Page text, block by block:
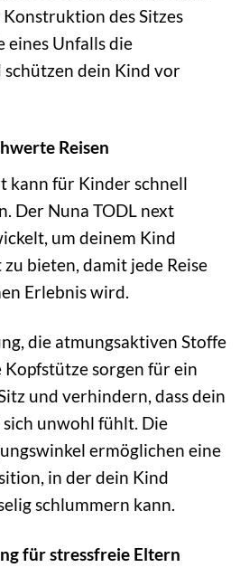
des Sitzes
eines Unfalls die
dein Kind vor
Reisen
kann für Kinder schnell
Der Nuna TODL next
um deinem Kind
bieten, damit jede Reise
Erlebnis wird.
die atmungsaktiven Stoffe
sorgen für ein
und verhindern, dass dein
unwohl fühlt. Die
ermöglichen eine
in der dein Kind
schlummern kann.
für stressfreie Eltern